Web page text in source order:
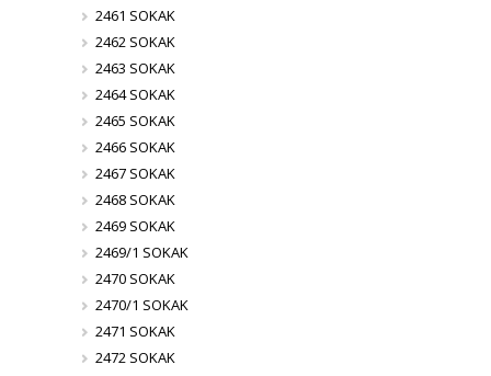
2461 SOKAK
2462 SOKAK
2463 SOKAK
2464 SOKAK
2465 SOKAK
2466 SOKAK
2467 SOKAK
2468 SOKAK
2469 SOKAK
2469/1 SOKAK
2470 SOKAK
2470/1 SOKAK
2471 SOKAK
2472 SOKAK